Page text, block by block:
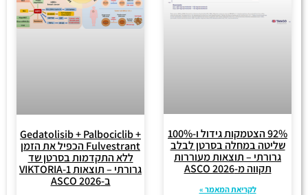
92% הצטמקות גידול ו-100%
שליטה במחלה בסרטן לבלב
גרורתי – תוצאות מעוררות
תקווה מ-ASCO 2026
לקריאת המאמר »
Gedatolisib + Palbociclib +
Fulvestrant הכפיל את הזמן
ללא התקדמות בסרטן שד
גרורתי – תוצאות VIKTORIA-1
ב-ASCO 2026